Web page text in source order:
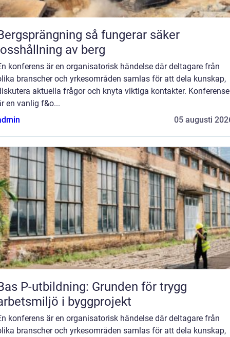
så fungerar säker
av berg
konferens är en organisatorisk händelse där deltagare från
branscher och yrkesområden samlas för att dela kunskap,
aktuella frågor och knyta viktiga kontakter.
en vanlig f&o...
05 augusti
P-utbildning: Grunden för trygg
i byggprojekt
konferens är en organisatorisk händelse där deltagare från
branscher och yrkesområden samlas för att dela kunskap,